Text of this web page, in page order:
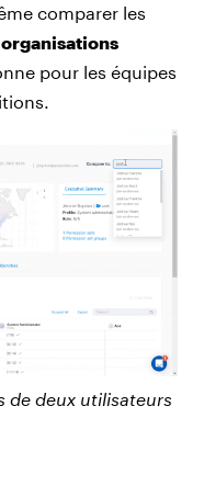
comparer les
pour les équipes
de deux utilisateurs